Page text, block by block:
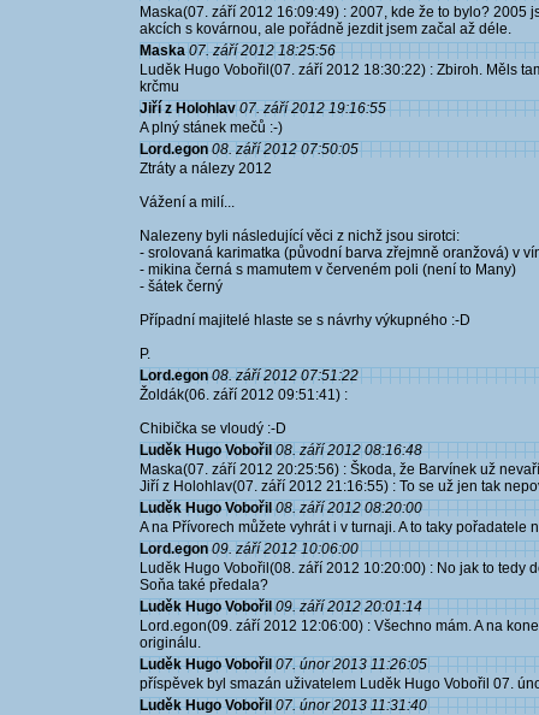
Maska(07. září 2012 16:09:49) : 2007, kde že to bylo? 2005
akcích s kovárnou, ale pořádně jezdit jsem začal až déle.
Maska 07. září 2012 18:25:56
Luděk Hugo Vobořil(07. září 2012 18:30:22) : Zbiroh. Měls
krčmu
Jiří z Holohlav 07. září 2012 19:16:55
A plný stánek mečů :-)
Lord.egon 08. září 2012 07:50:05
Ztráty a nálezy 2012
Vážení a milí...
Nalezeny byli následující věci z nichž jsou sirotci:
- srolovaná karimatka (původní barva zřejmně oranžová) v
- mikina černá s mamutem v červeném poli (není to Many)
- šátek černý
Případní majitelé hlaste se s návrhy výkupného :-D
P.
Lord.egon 08. září 2012 07:51:22
Žoldák(06. září 2012 09:51:41) :
Chibička se vloudý :-D
Luděk Hugo Vobořil 08. září 2012 08:16:48
Maska(07. září 2012 20:25:56) : Škoda, že Barvínek už
Jiří z Holohlav(07. září 2012 21:16:55) : To se už jen tak
Luděk Hugo Vobořil 08. září 2012 08:20:00
A na Přívorech můžete vyhrát i v turnaji. A to taky pořadatele
Lord.egon 09. září 2012 10:06:00
Luděk Hugo Vobořil(08. září 2012 10:20:00) : No jak to tedy
Soňa také předala?
Luděk Hugo Vobořil 09. září 2012 20:01:14
Lord.egon(09. září 2012 12:06:00) : Všechno mám. A na
originálu.
Luděk Hugo Vobořil 07. únor 2013 11:26:05
příspěvek byl smazán uživatelem Luděk Hugo Vobořil 07.
Luděk Hugo Vobořil 07. únor 2013 11:31:40